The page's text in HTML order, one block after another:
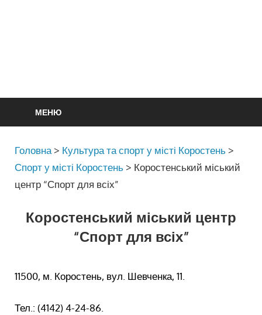
МЕНЮ
Головна > Культура та спорт у місті Коростень >
Спорт у місті Коростень > Коростенський міський
центр “Спорт для всіх”
Коростенський міський центр
“Спорт для всіх”
11500, м. Коростень, вул. Шевченка, 11.
Тел.: (4142) 4-24-86.